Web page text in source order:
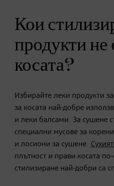
Кои
продукти не
косата?
Избирайте леки продукти
за косата най-добре
и леки балсами. За сушене
специални мусове за
и лосиони за сушене.
плътност и прави косата
стилизиране най-добри са